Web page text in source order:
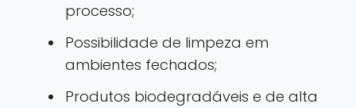
processo;
Possibilidade de limpeza em
ambientes fechados;
Produtos biodegradáveis e de alta